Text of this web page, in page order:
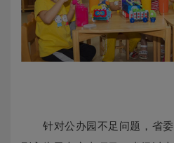
针对公办园不足问题，省